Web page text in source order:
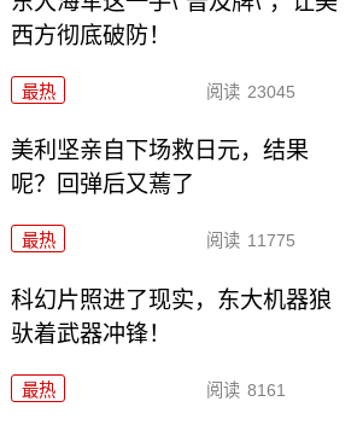
西方彻底破防！
最热 阅读 23045
美利坚亲自下场救日元，结果
呢？回弹后又蔫了
最热 阅读 11775
科幻片照进了现实，东大机器狼
驮着武器冲锋！
最热 阅读 8161